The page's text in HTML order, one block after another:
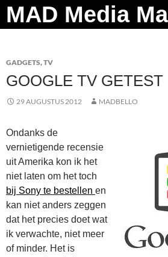
Ga
naar
Zoeken
GADGETS,TV
GOOGLE TV GETEST
29 AUGUSTUS 2012 MADBELLO
Ondanks de
vernietigende recensie
uit Amerika kon ik het
niet laten om het toch
bij Sony te bestellen en
kan niet anders zeggen
dat het precies doet wat
ik verwachte, niet meer
of minder. Het is